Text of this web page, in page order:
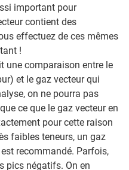
important pour
contient des
effectuez de ces mêmes
!
une comparaison entre le
et le gaz vecteur qui
on ne pourra pas
ce que le gaz vecteur en
pour cette raison
faibles teneurs, un gaz
recommandé. Parfois,
pics négatifs. On en